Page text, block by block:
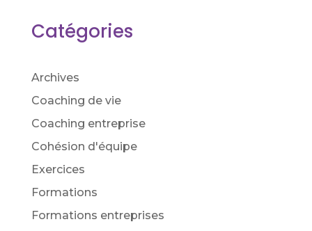
Catégories
Archives
Coaching de vie
Coaching entreprise
Cohésion d'équipe
Exercices
Formations
Formations entreprises